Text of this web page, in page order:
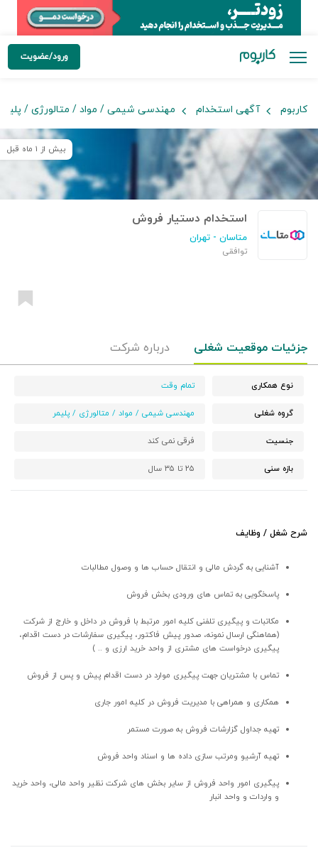
ورود/عضویت
کاربوم آگهی استخدام مهندسی شیمی / مواد / متالورژی / پلیمر
بیش از ۱ ماه قبل
استخدام دستیار فروش
متاسان - تهران
توافقی
جزئیات موقعیت شغلی درباره شرکت
نوع همکاری تمام وقت
گروه شغلی مهندسی شیمی / مواد / متالورژی / پلیمر
جنسیت فرقی نمی کند
بازه سنی ۲۵ تا ۳۵ سال
شرح شغل / وظایف
آشنایی به گردش مالی و انتقال حساب ها و وصول مطالبات
پاسخگویی به تماس های ورودی بخش فروش
مکاتبات و پیگیری تلفنی کلیه امور مرتبط با فروش در داخل و خارج از شرکت
(هماهنگی ارسال نمونه، صدور پیش فاکتور، پیگیری سفارشات در دست اقدام،
پیگیری درخواست های مشتری از واحد خرید ارزی و .. )
تماس با مشتریان جهت پیگیری موارد در دست اقدام پیش و پس از فروش
همکاری و همراهی با مدیریت فروش در کلیه امور جاری
تهیه جداول گزارشات فروش به صورت مستمر
تهیه آرشیو ومرتب سازی داده ها و اسناد واحد فروش
پیگیری امور واحد فروش از سایر بخش های شرکت نظیر واحد مالی، واحد خرید
و واردات و واحد انبار